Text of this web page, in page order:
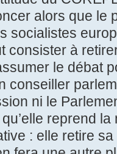
alors que le
socialistes
consister à
le débat
conseiller
ni le
reprend
: elle retire